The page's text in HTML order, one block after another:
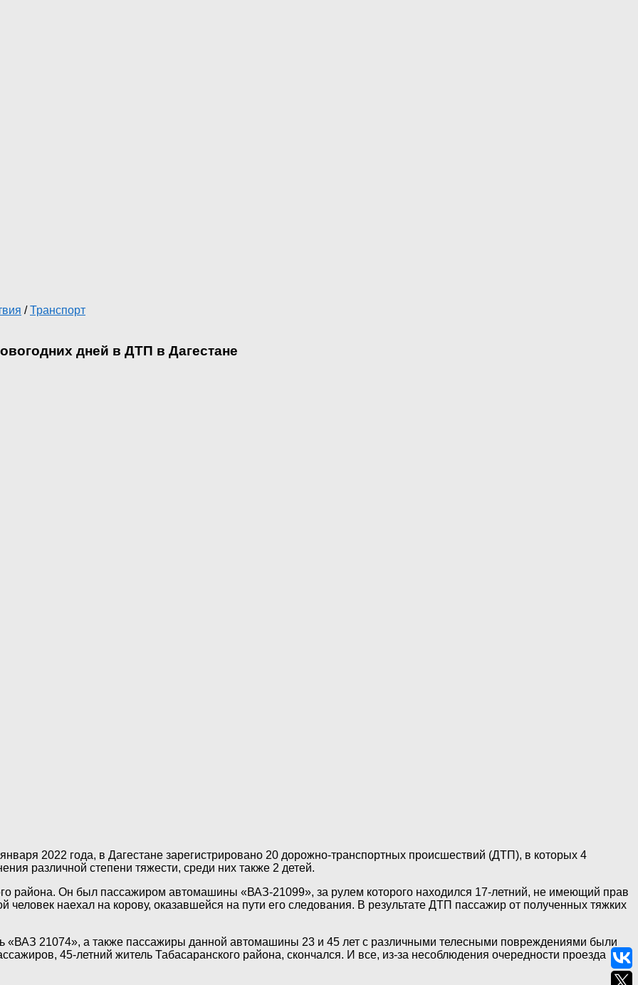
/ Транспорт
дней в ДТП в Дагестане
2022 года, в Дагестане зарегистрировано 20 дорожно-транспортных происшествий (ДТП), в которых 4
различной степени тяжести, среди них также 2 детей.
района. Он был пассажиром автомашины «ВАЗ-21099», за рулем которого находился 17-летний, не имеющий прав
наехал на корову, оказавшейся на пути его следования. В результате ДТП пассажир от полученных тяжких
«ВАЗ 21074», а также пассажиры данной автомашины 23 и 45 лет с различными телесными повреждениями были
45-летний житель Табасаранского района, скончался. И все, из-за несоблюдения очередности проезда